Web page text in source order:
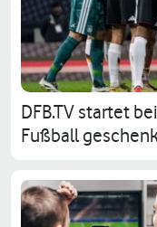
DFB.TV startet
Fußball